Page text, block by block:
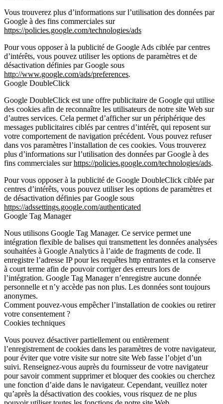
Vous trouverez plus d’informations sur l’utilisation des données par
Google à des fins commerciales sur
https://policies.google.com/technologies/ads
Pour vous opposer à la publicité de Google Ads ciblée par centres
d’intérêts, vous pouvez utiliser les options de paramètres et de
désactivation définies par Google sous
http://www.google.com/ads/preferences.
Google DoubleClick
Google DoubleClick est une offre publicitaire de Google qui utilise
des cookies afin de reconnaître les utilisateurs de notre site Web sur
d’autres services. Cela permet d’afficher sur un périphérique des
messages publicitaires ciblés par centres d’intérêt, qui reposent sur
votre comportement de navigation précédent. Vous pouvez refuser
dans vos paramètres l’installation de ces cookies. Vous trouverez
plus d’informations sur l’utilisation des données par Google à des
fins commerciales surhttps://policies.google.com/technologies/ads.
Pour vous opposer à la publicité de Google DoubleClick ciblée par
centres d’intérêts, vous pouvez utiliser les options de paramètres et
de désactivation définies par Google sous
https://adssettings.google.com/authenticated
Google Tag Manager
Nous utilisons Google Tag Manager. Ce service permet une
intégration flexible de balises qui transmettent les données analysées
souhaitées à Google Analytics à l’aide de fragments de code. Il
enregistre l’adresse IP pour les requêtes http entrantes et la conserve
à court terme afin de pouvoir corriger des erreurs lors de
l’intégration. Google Tag Manager n’enregistre aucune donnée
personnelle et n’y accède pas non plus. Les données sont toujours
anonymes.
Comment pouvez-vous empêcher l’installation de cookies ou retirer
votre consentement ?
Cookies techniques
Vous pouvez désactiver partiellement ou entièrement
l’enregistrement de cookies dans les paramètres de votre navigateur,
pour éviter que votre visite sur notre site Web fasse l’objet d’un
suivi. Renseignez-vous auprès du fournisseur de votre navigateur
pour savoir comment supprimer et bloquer des cookies ou cherchez
une fonction d’aide dans le navigateur. Cependant, veuillez noter
qu’après la désactivation des cookies, vous risquez de ne plus